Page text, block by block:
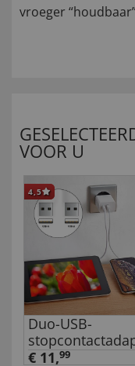
vroeger
VOOR U
4,5
Duo-USB-
€ 11,99